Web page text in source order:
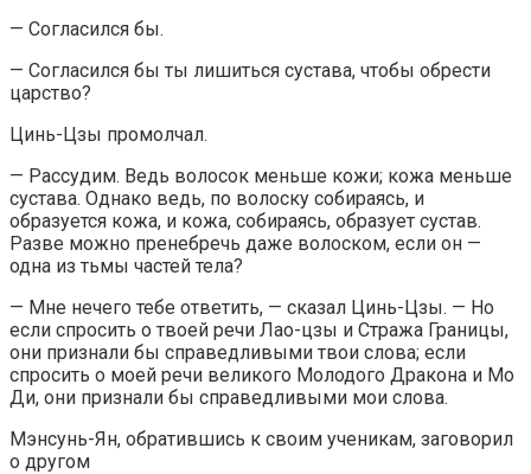
— Согласился бы.
— Согласился бы ты лишиться сустава, чтобы обрести
царство?
Цинь-Цзы промолчал.
— Рассудим. Ведь волосок меньше кожи; кожа меньше
сустава. Однако ведь, по волоску собираясь, и
образуется кожа, и кожа, собираясь, образует сустав.
Разве можно пренебречь даже волоском, если он —
одна из тьмы частей тела?
— Мне нечего тебе ответить, — сказал Цинь-Цзы. — Но
если спросить о твоей речи Лао-цзы и Стража Границы,
они признали бы справедливыми твои слова; если
спросить о моей речи великого Молодого Дракона и Мо
Ди, они признали бы справедливыми мои слова.
Мэнсунь-Ян, обратившись к своим ученикам, заговорил
о другом